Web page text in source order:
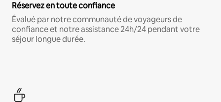
Réservez en toute confiance
Évalué par notre communauté de voyageurs de
confiance et notre assistance 24h/24 pendant votre
séjour longue durée.